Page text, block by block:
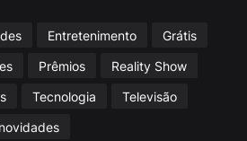
Entretenimento
Grátis
Prêmios
Reality Show
Tecnologia
Televisão
novidades